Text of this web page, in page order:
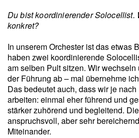
Du bist koordinierender Solocellist.
konkret?
In unserem Orchester ist das etwas
haben zwei koordinierende
am selben Pult sitzen. Wir
der Führung ab – mal übernehme
Das bedeutet auch, dass wir je
arbeiten: einmal eher führend und
stärker zuhörend und begleitend.
anspruchsvoll, aber sehr
Miteinander.